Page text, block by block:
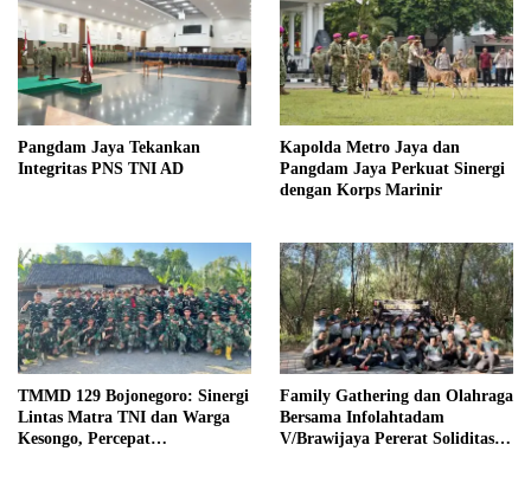
Pangdam Jaya Tekankan
Integritas PNS TNI AD
Kapolda Metro Jaya dan
Pangdam Jaya Perkuat Sinergi
dengan Korps Marinir
TMMD 129 Bojonegoro: Sinergi
Lintas Matra TNI dan Warga
Kesongo, Percepat
Family Gathering dan Olahraga
Bersama Infolahtadam
V/Brawijaya Pererat Soliditas